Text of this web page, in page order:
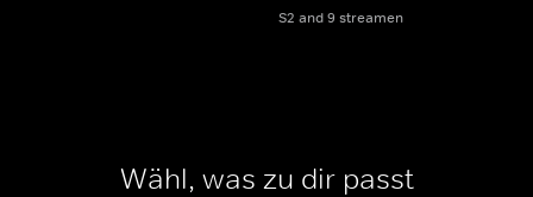
S2 and 9 streamen
Wähl, was zu dir passt